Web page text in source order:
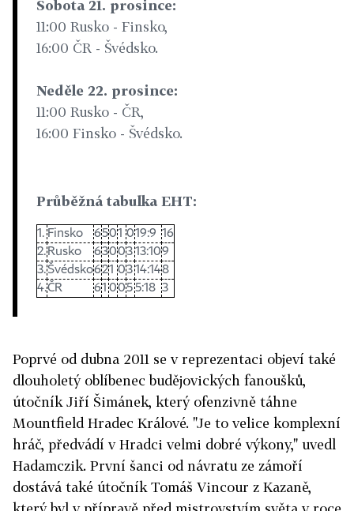
Sobota 21. prosince:
11:00 Rusko - Finsko,
16:00 ČR - Švédsko.
Neděle 22. prosince:
11:00 Rusko - ČR,
16:00 Finsko - Švédsko.
Průběžná tabulka EHT:
1. Finsko 6501 019:9 16
2. Rusko 6300313:109
3.Švédsko621 0314:148
4.ČR 61 0055:18 3
Poprvé od dubna 2011 se v reprezentaci objeví také
dlouholetý oblíbenec budějovických fanoušků,
útočník Jiří Šimánek, který ofenzivně táhne
Mountfield Hradec Králové. "Je to velice komplexní
hráč, předvádí v Hradci velmi dobré výkony," uvedl
Hadamczik. První šanci od návratu ze zámoří
dostává také útočník Tomáš Vincour z Kazaně,